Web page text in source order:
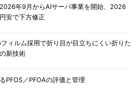
年9月からAIサーバ事業を開始、2026
安で下方修正
ィルム採用で折り目が目立ちにくい折りた
新技術
PFOS／PFOAの評価と管理